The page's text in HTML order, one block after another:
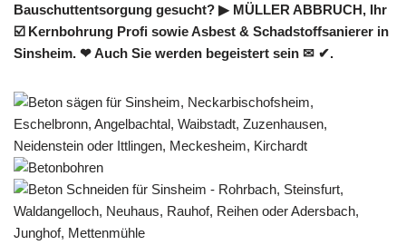
Bauschuttentsorgung gesucht? ▶︎ MÜLLER ABBRUCH, Ihr
☑️ Kernbohrung Profi sowie Asbest & Schadstoffsanierer in
Sinsheim. ❤ Auch Sie werden begeistert sein ✉ ✔.